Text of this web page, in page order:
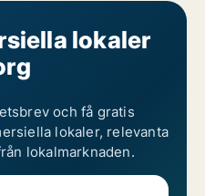
lokaler
och få gratis
lokaler, relevanta
lokalmarknaden.